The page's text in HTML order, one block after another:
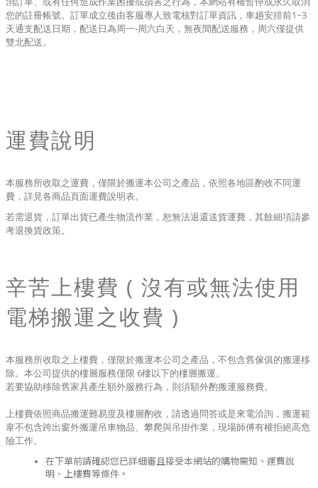
您的註冊帳號。訂單成立後由客服專人致電核對訂單資訊，車趟安排前1~3
天通支配送日期，配送日為周一-周六白天，無夜間配送服務，周六僅提供
雙北配送。
運費說明
本服務所收取之運費，僅限於搬運本公司之產品，依照各地區酌收不同運
費，詳見各商品頁面運費說明表。
若需退貨，訂單出貨已產生物流作業，恕無法退還送貨運費，其餘細項請參
考退換貨政策。
辛苦上樓費 ( 沒有或無法使用
電梯搬運之收費 )
本服務所收取之上樓費，僅限於搬運本公司之產品，不包含舊傢俱的搬運移
除。本公司提供的樓層服務僅限 6樓以下的樓層搬運。
若要協助移除舊家具產生額外服務行為，則須額外酌搬運服務費。
上樓費依照商品搬運難易度及樓層酌收，請透過問答或是來電洽詢，搬運範
韋不包含跨出窗外搬運吊車物品、攀爬與吊掛作業，現場師傅有權拒絕高危
險工作。
在下單前請確認您已詳細審且接受本網站的購物需知、運費說
明、上樓費等條件。